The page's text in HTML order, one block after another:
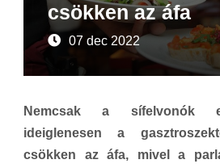
csökken az áfa
07 dec 2022
Nemcsak a sífelvonók
ideiglenesen a
csökken az áfa, mivel a